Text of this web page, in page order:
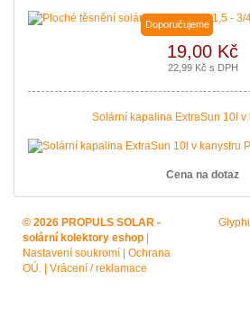
Doporučujeme
19,00 Kč
22,99 Kč s DPH
Solární kapalina ExtraSun 10l v
Cena na dotaz
© 2026 PROPULS SOLAR -
solární kolektory eshop
Nastavení soukromí
Ochrana
OÚ.
Vrácení / reklamace